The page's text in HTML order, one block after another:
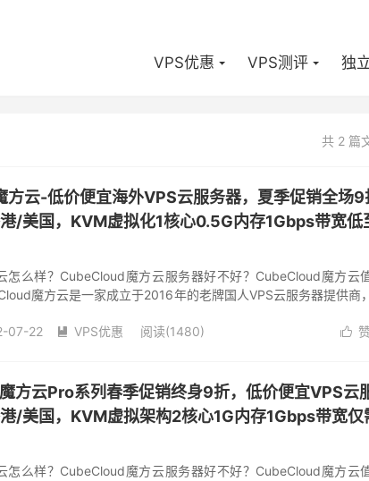
VPS优惠 VPS测评 独
共 2 篇
云-低价便宜海外VPS云服务器，夏季促销全场9
/美国，KVM虚拟化1核心0.5G内存1Gbps带宽低
怎么样？CubeCloud魔方云服务器好不好？CubeCloud魔方云
魔方云是一家成立于2016年的老牌国人VPS云服务器提供商

07-22  VPS优惠 阅读(1480)
方云Pro系列春季促销终身9折，低价便宜VPS云
/美国，KVM虚拟架构2核心1G内存1Gbps带宽仅
怎么样？CubeCloud魔方云服务器好不好？CubeCloud魔方云